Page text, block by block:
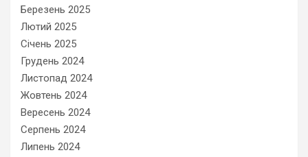
Березень 2025
Лютий 2025
Січень 2025
Грудень 2024
Листопад 2024
Жовтень 2024
Вересень 2024
Серпень 2024
Липень 2024